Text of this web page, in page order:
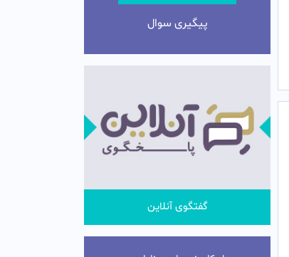
پیگیری سوال
گفتگوی آنلاین